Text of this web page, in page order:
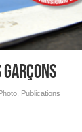
Garçons
Publications